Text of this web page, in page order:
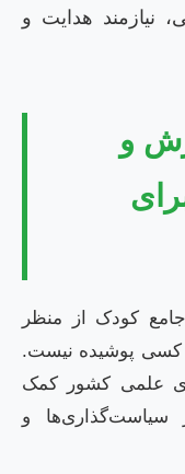
نیازمند هدایت و
و
کودک از منظر
کسی پوشیده نیست.
علمی کشور کمک
سیاست‌گذاری‌ها و